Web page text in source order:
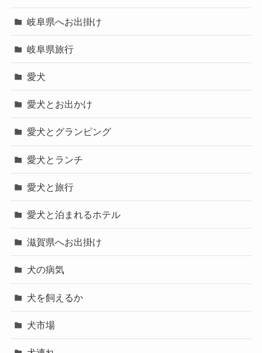
岐阜県へお出掛け
岐阜県旅行
愛犬
愛犬とお出かけ
愛犬とグランピング
愛犬とランチ
愛犬と旅行
愛犬と泊まれるホテル
滋賀県へお出掛け
犬の病気
犬を飼えるか
犬市場